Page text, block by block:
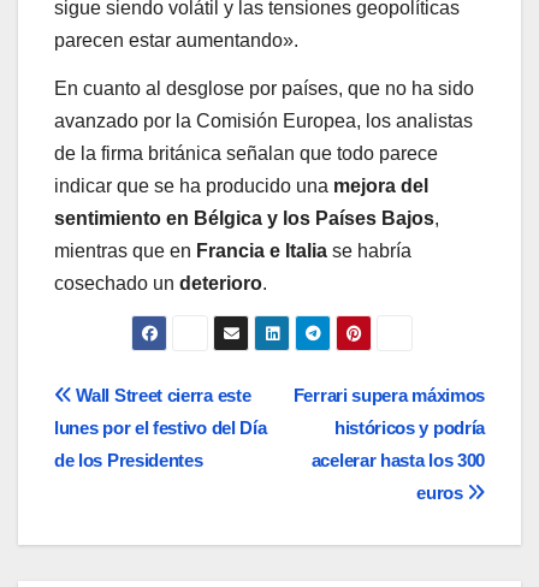
sigue siendo volátil y las tensiones geopolíticas
parecen estar aumentando».
En cuanto al desglose por países, que no ha sido
avanzado por la Comisión Europea, los analistas
de la firma británica señalan que todo parece
indicar que se ha producido una mejora del
sentimiento en Bélgica y los Países Bajos,
mientras que en Francia e Italia se habría
cosechado un deterioro.
Navegación
de
Ferrari supera máximos
históricos y podría
acelerar hasta los 300
euros
Wall Street cierra este
lunes por el festivo del Día
de los Presidentes